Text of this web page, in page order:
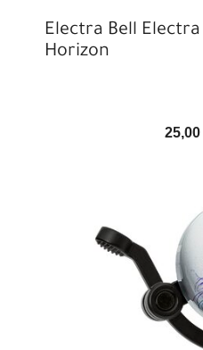
Electra Bell
Horizon